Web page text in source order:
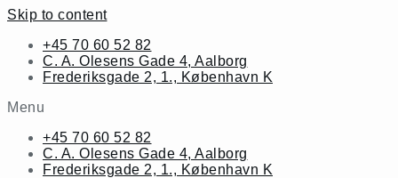
Skip to content
+45 70 60 52 82
C. A. Olesens Gade 4, Aalborg
Frederiksgade 2, 1., København K
Menu
+45 70 60 52 82
C. A. Olesens Gade 4, Aalborg
Frederiksgade 2, 1., København K